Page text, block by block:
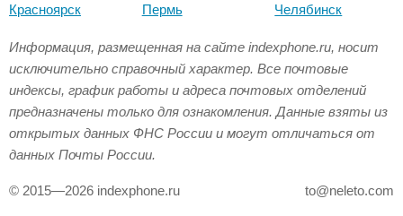
Красноярск
Пермь
Челябинск
Информация, размещенная на сайте indexphone.ru, носит
исключительно справочный характер. Все почтовые
индексы, график работы и адреса почтовых отделений
предназначены только для ознакомления. Данные взяты из
открытых данных ФНС России и могут отличаться от
данных Почты России.
© 2015—2026 indexphone.ru to@neleto.com